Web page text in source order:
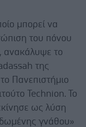
μπορεί να
του πόνου
ανακάλυψε το
της
Πανεπιστήμιο
Technion. To
ως λύση
γνάθου»